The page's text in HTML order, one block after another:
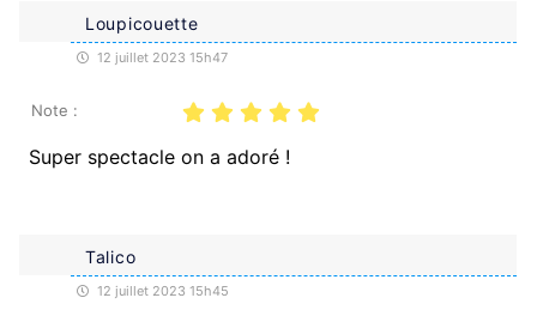
Loupicouette
12 juillet 2023 15h47
Note :
Super spectacle on a adoré !
Talico
12 juillet 2023 15h45